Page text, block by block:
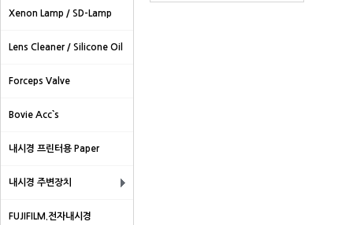
Xenon Lamp / SD-Lamp
Lens Cleaner / Silicone Oil
Forceps Valve
Bovie Acc`s
내시경 프린터용 Paper
내시경 주변장치
FUJIFILM.전자내시경